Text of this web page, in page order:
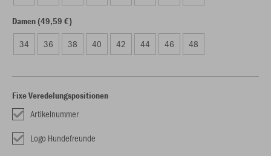
Damen (49,59 €)
34 36 38 40 42 44 46 48
Fixe Veredelungspositionen
Artikelnummer
Logo Hundefreunde